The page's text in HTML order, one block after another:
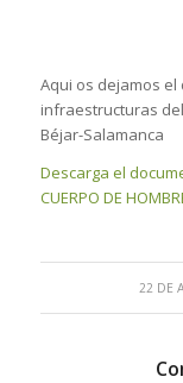
Aqui os dejamos
infraestructuras
Béjar-Salamanca
Descarga el
CUERPO DE
22 DE